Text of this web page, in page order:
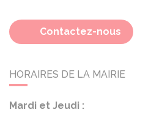
Contactez-nous
HORAIRES DE LA MAIRIE
Mardi et Jeudi :